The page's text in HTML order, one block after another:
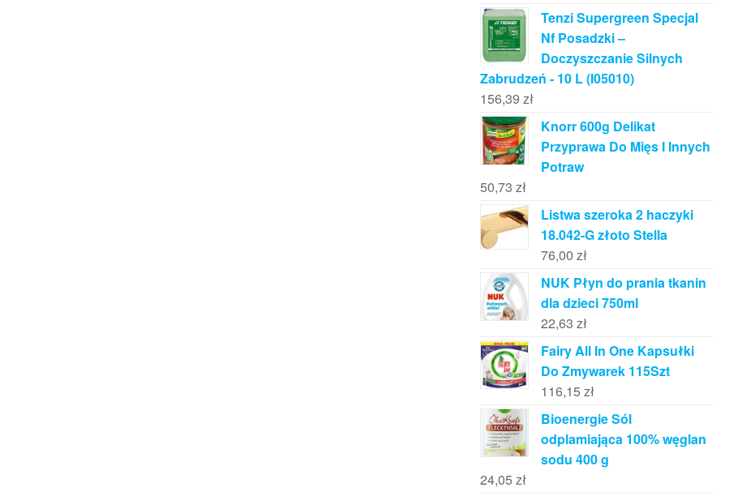
Tenzi Supergreen Specjal
Nf Posadzki –
Doczyszczanie Silnych
Zabrudzeń - 10 L (I05010)
156,39 zł
Knorr 600g Delikat
Przyprawa Do Mięs I Innych
Potraw
50,73 zł
Listwa szeroka 2 haczyki
18.042-G złoto Stella
76,00 zł
NUK Płyn do prania tkanin
dla dzieci 750ml
22,63 zł
Fairy All In One Kapsułki
Do Zmywarek 115Szt
116,15 zł
Bioenergie Sól
odplamiająca 100% węglan
sodu 400 g
24,05 zł